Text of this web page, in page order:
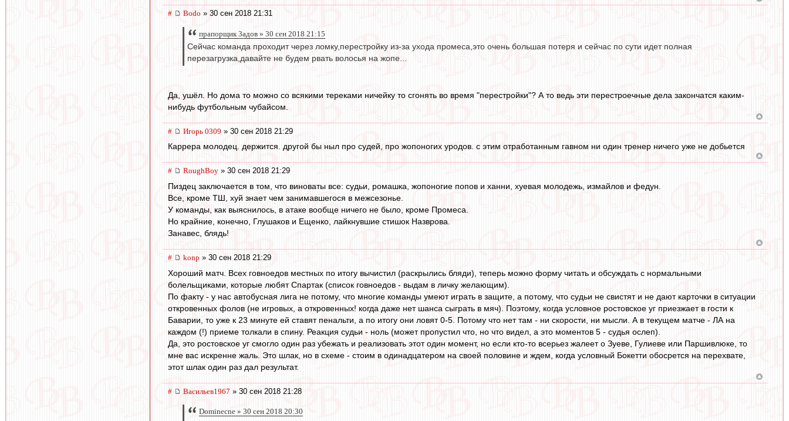
# Bodo » 30 сен 2018 21:31
прапорщик 3адoв » 30 сен 2018 21:15
Сейчас команда проходит через ломку,перестройку из-за ухода промеса,это очень большая потеря и сейчас по сути идет полная
перезагрузка,давайте не будем рвать волосья на жопе...
Да, ушёл. Но дома то можно со всякими тереками ничейку то сгонять во время "перестройки"? А то ведь эти перестроечные дела закончатся каким-
нибудь футбольным чубайсом.
# Игорь 0309 » 30 сен 2018 21:29
Каррера молодец. держится. другой бы ныл про судей, про жопоногих уродов. с этим отработанным гавном ни один тренер ничего уже не добьется
# RoughBoy » 30 сен 2018 21:29
Пиздец заключается в том, что виноваты все: судьи, ромашка, жопоногие попов и ханни, хуевая молодежь, измайлов и федун.
Все, кроме ТШ, хуй знает чем занимавшегося в межсезонье.
У команды, как выяснилось, в атаке вообще ничего не было, кроме Промеса.
Но крайние, конечно, Глушаков и Ещенко, лайкнувшие стишок Назврова.
Занавес, блядь!
# konp » 30 сен 2018 21:29
Хороший матч. Всех говноедов местных по итогу вычистил (раскрылись бляди), теперь можно форму читать и обсуждать с нормальными
болельщиками, которые любят Спартак (список говноедов - выдам в личку желающим).
По факту - у нас автобусная лига не потому, что многие команды умеют играть в защите, а потому, что судьи не свистят и не дают карточки в ситуации
откровенных фолов (не игровых, а откровенных! когда даже нет шанса сыграть в мяч). Поэтому, когда условное ростовское уг приезжает в гости к
Баварии, то уже к 23 минуте ей ставят пенальти, а по итогу они ловят 0-5. Потому что нет там - ни скорости, ни мысли. А в текущем матче - ЛА на
каждом (!) приеме толкали в спину. Реакция судьи - ноль (может пропустил что, но что видел, а это моментов 5 - судья ослеп).
Да, это ростовское уг смогло один раз убежать и реализовать этот один момент, но если кто-то всерьез жалеет о Зуеве, Гулиеве или Паршивлюке, то
мне вас искренне жаль. Это шлак, но в схеме - стоим в одинадцатером на своей половине и ждем, когда условный Бокетти обосрется на перехвате,
этот шлак один раз дал результат.
# Васильев1967 » 30 сен 2018 21:28
Dominecne » 30 сен 2018 20:30